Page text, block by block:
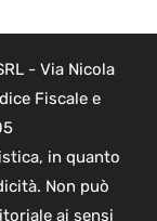
- Via Nicola
Fiscale e
in quanto
Non può
ai sensi